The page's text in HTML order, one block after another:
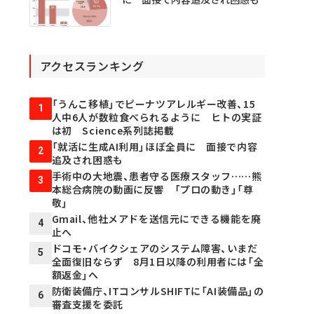
アクセスランキング
1
「うんこ移植」でピーナツアレルギー改善、15
人中6人が数粒食べられるように ヒトの実証
は初 Science系列誌掲載
2
「就活に生成AI利用」ほぼ全員に 面接で内容
追及され困惑も
3
手術中の大地震、患者守る医療スタッフ……熊
本総合病院の動画に反響 「プロの動き」「尊
敬」
4
Gmail、他社メアドを送信元にできる機能を廃
止へ
5
ドコモ・バイクシェアのシステム障害、いまだ
全面復旧ならず 8月1日以降の利用者には「全
額返金」へ
6
防衛装備庁、ITコンサルSHIFTに「AI装備品」の
審査支援を委託